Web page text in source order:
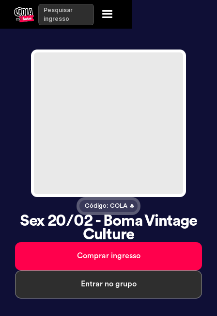
Pesquisar
ingresso
Código: COLA 🔥
Sex 20/02 - Boma Vintage
Culture
Comprar ingresso
Entrar no grupo